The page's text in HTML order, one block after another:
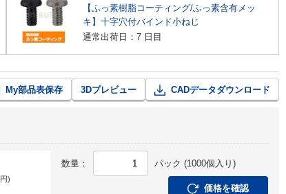
【ふっ素樹脂コーティング/ふっ素含有メッ
キ】十字穴付バインド小ねじ
通常出荷日：7 日目
My部品表保存 3Dプレビュー CADデータダウンロード
円)
数量： パック (1000個入り)
価格を確認